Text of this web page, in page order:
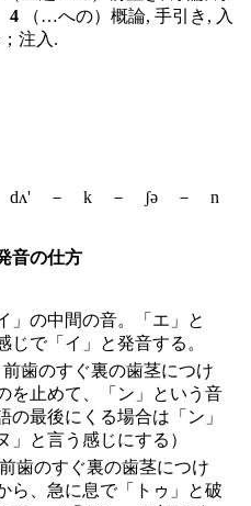
4 （…への）概論, 手引き, 入
注入.
－ k － ʃə － n
音の仕方
」の中間の音。「エ」と
じで「イ」と発音する。
前歯のすぐ裏の歯茎につけ
を止めて、「ン」という音
の最後にくる場合は「ン」
」と言う感じにする）
歯のすぐ裏の歯茎につけ
ら、急に息で「トゥ」と破